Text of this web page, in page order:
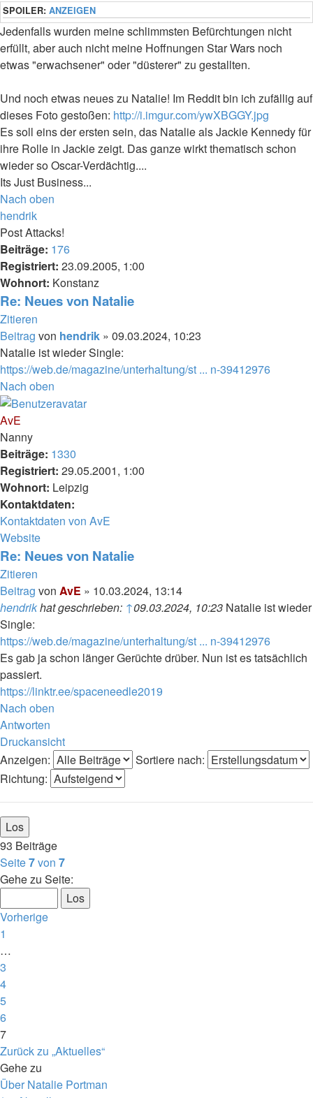
SPOILER: ANZEIGEN
Jedenfalls wurden meine schlimmsten Befürchtungen nicht
erfüllt, aber auch nicht meine Hoffnungen Star Wars noch
etwas "erwachsener" oder "düsterer" zu gestallten.
Und noch etwas neues zu Natalie! Im Reddit bin ich zufällig auf
dieses Foto gestoßen: http://i.imgur.com/ywXBGGY.jpg
Es soll eins der ersten sein, das Natalie als Jackie Kennedy für
ihre Rolle in Jackie zeigt. Das ganze wirkt thematisch schon
wieder so Oscar-Verdächtig....
Its Just Business...
Nach oben
hendrik
Post Attacks!
Beiträge: 176
Registriert: 23.09.2005, 1:00
Wohnort: Konstanz
Re: Neues von Natalie
Zitieren
Beitrag von hendrik » 09.03.2024, 10:23
Natalie ist wieder Single:
https://web.de/magazine/unterhaltung/st ... n-39412976
Nach oben
AvE
Nanny
Beiträge: 1330
Registriert: 29.05.2001, 1:00
Wohnort: Leipzig
Kontaktdaten:
Kontaktdaten von AvE
Website
Re: Neues von Natalie
Zitieren
Beitrag von AvE » 10.03.2024, 13:14
hendrikhat geschrieben: ↑09.03.2024, 10:23 Natalie ist wieder
Single:
https://web.de/magazine/unterhaltung/st ... n-39412976
Es gab ja schon länger Gerüchte drüber. Nun ist es tatsächlich
passiert.
https://linktr.ee/spaceneedle2019
Nach oben
Antworten
Druckansicht
Anzeigen:
Sortiere nach:
Richtung:
93 Beiträge
Seite7von 7
Gehe zu Seite:
Vorherige
1
…
3
4
5
6
7
Zurück zu „Aktuelles“
Gehe zu
Über Natalie Portman